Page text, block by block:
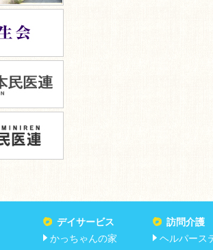
デイサービス
かっちゃんの家
訪問介護
ヘルパース